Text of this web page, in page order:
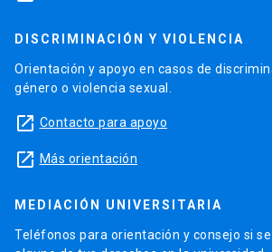
DISCRIMINACIÓN Y VIOLENCIA
Orientación y apoyo en casos de
género o violencia sexual.
launch Contacto para apoyo
launch Más orientación
MEDIACIÓN UNIVERSITARIA
Teléfonos para orientación y consejo si